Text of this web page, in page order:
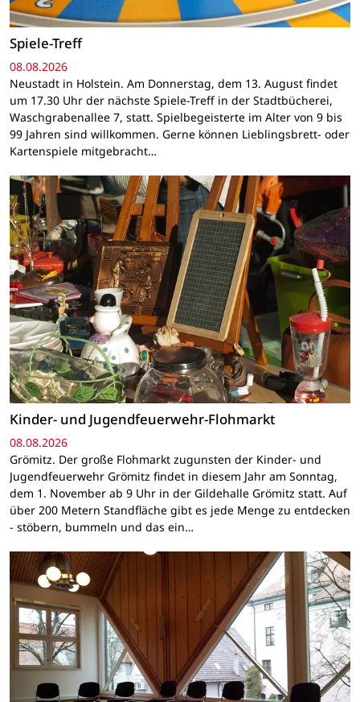
Spiele-Treff
08.08.2026
Neustadt in Holstein. Am Donnerstag, dem 13. August findet
um 17.30 Uhr der nächste Spiele-Treff in der Stadtbücherei,
Waschgrabenallee 7, statt. Spielbegeisterte im Alter von 9 bis
99 Jahren sind willkommen. Gerne können Lieblingsbrett- oder
Kartenspiele mitgebracht…
Kinder- und Jugendfeuerwehr-Flohmarkt
08.08.2026
Grömitz. Der große Flohmarkt zugunsten der Kinder- und
Jugendfeuerwehr Grömitz findet in diesem Jahr am Sonntag,
dem 1. November ab 9 Uhr in der Gildehalle Grömitz statt. Auf
über 200 Metern Standfläche gibt es jede Menge zu entdecken
- stöbern, bummeln und das ein…